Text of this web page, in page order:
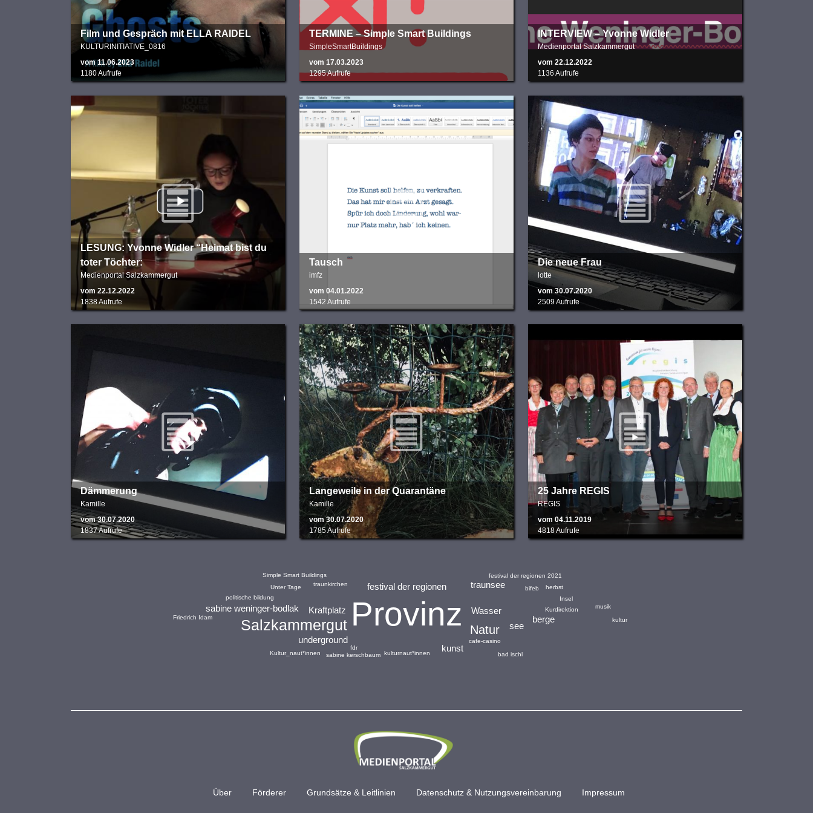
Film und Gespräch mit ELLA RAIDEL
KULTURINITIATIVE_0816
vom 11.06.2023
1180 Aufrufe
TERMINE – Simple Smart Buildings
SimpleSmartBuildings
vom 17.03.2023
1295 Aufrufe
INTERVIEW – Yvonne Widler
Medienportal Salzkammergut
vom 22.12.2022
1136 Aufrufe
LESUNG: Yvonne Widler “Heimat bist du
toter Töchter:
Medienportal Salzkammergut
vom 22.12.2022
1838 Aufrufe
Tausch
imfz
vom 04.01.2022
1542 Aufrufe
Die neue Frau
lotte
vom 30.07.2020
2509 Aufrufe
Dämmerung
Kamille
vom 30.07.2020
1837 Aufrufe
Langeweile in der Quarantäne
Kamille
vom 30.07.2020
1785 Aufrufe
25 Jahre REGIS
REGIS
vom 04.11.2019
4818 Aufrufe
Provinz
Salzkammergut Natur
Wasser
Kraftplatz
festival der regionen
see
traunsee
berge
sabine weninger-bodlak
underground
kunst
traunkirchen
cafe-casino
Kurdirektion
bifeb
fdr
politische bildung
Unter Tage
kulturnaut*innen
Insel
Simple Smart Buildings festival der regionen 2021
sabine kerschbaum
herbst
Kultur_naut*innen bad ischl
musik
Friedrich Idam
kultur
Über Förderer Grundsätze & Leitlinien Datenschutz & Nutzungsvereinbarung Impressum